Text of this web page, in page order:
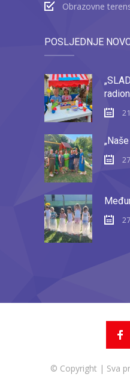
Obrazovne
POSLJEDNJE
© Copyright | Sva